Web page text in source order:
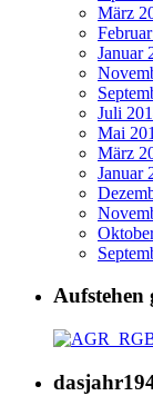
März
Januar
Juli
Mai
März
Januar
Aufstehen